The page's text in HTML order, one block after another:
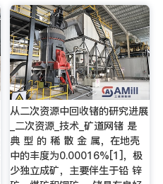
从二次资源中回收锗的研究进展
_二次资源_技术_矿道网锗 是
典 型 的 稀 散 金 属，在地壳
中的丰度为0.00016%[1]，极
少独立成矿，主要伴生于铅 锌